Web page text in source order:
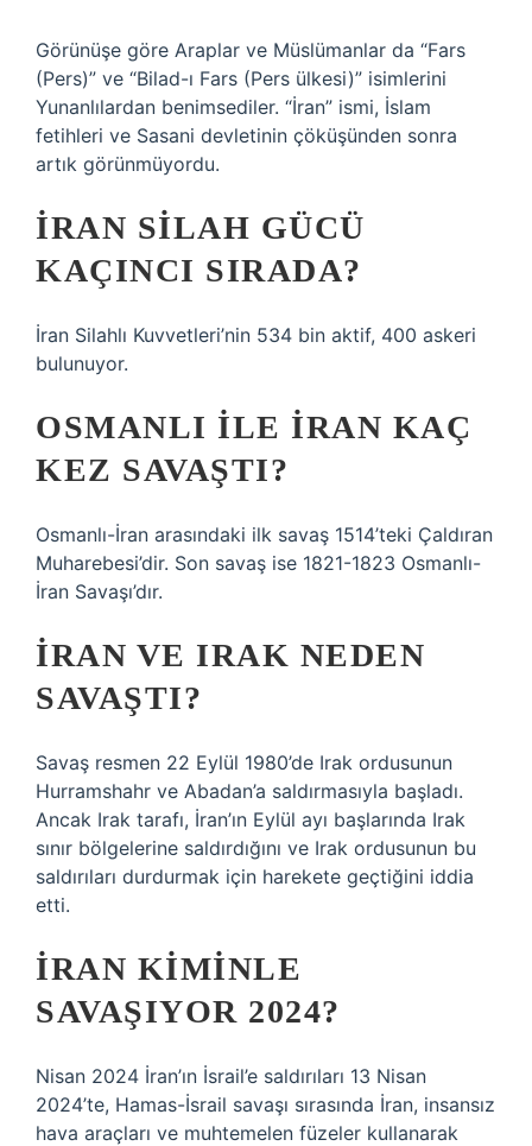
Görünüşe göre Araplar ve Müslümanlar da “Fars
(Pers)” ve “Bilad-ı Fars (Pers ülkesi)” isimlerini
Yunanlılardan benimsediler. “İran” ismi, İslam
fetihleri ​​ve Sasani devletinin çöküşünden sonra
artık görünmüyordu.
İRAN SILAH GÜCÜ
KAÇINCI SIRADA?
İran Silahlı Kuvvetleri’nin 534 bin aktif, 400 askeri
bulunuyor.
OSMANLI ILE İRAN KAÇ
KEZ SAVAŞTI?
Osmanlı-İran arasındaki ilk savaş 1514’teki Çaldıran
Muharebesi’dir. Son savaş ise 1821-1823 Osmanlı-
İran Savaşı’dır.
İRAN VE IRAK NEDEN
SAVAŞTI?
Savaş resmen 22 Eylül 1980’de Irak ordusunun
Hurramshahr ve Abadan’a saldırmasıyla başladı.
Ancak Irak tarafı, İran’ın Eylül ayı başlarında Irak
sınır bölgelerine saldırdığını ve Irak ordusunun bu
saldırıları durdurmak için harekete geçtiğini iddia
etti.
İRAN KIMINLE
SAVAŞIYOR 2024?
Nisan 2024 İran’ın İsrail’e saldırıları 13 Nisan
2024’te, Hamas-İsrail savaşı sırasında İran, insansız
hava araçları ve muhtemelen füzeler kullanarak